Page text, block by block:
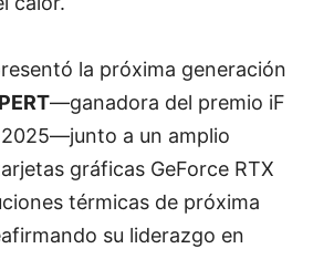
la próxima generación
—ganadora del premio iF
a un amplio
gráficas GeForce RTX
térmicas de próxima
su liderazgo en